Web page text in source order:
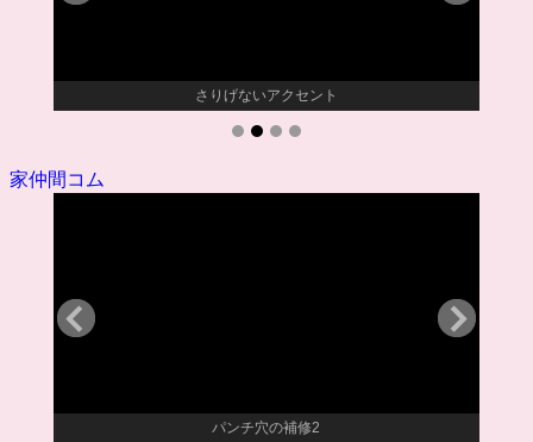
さりげないアクセント
家仲間コム
パンチ穴の補修2